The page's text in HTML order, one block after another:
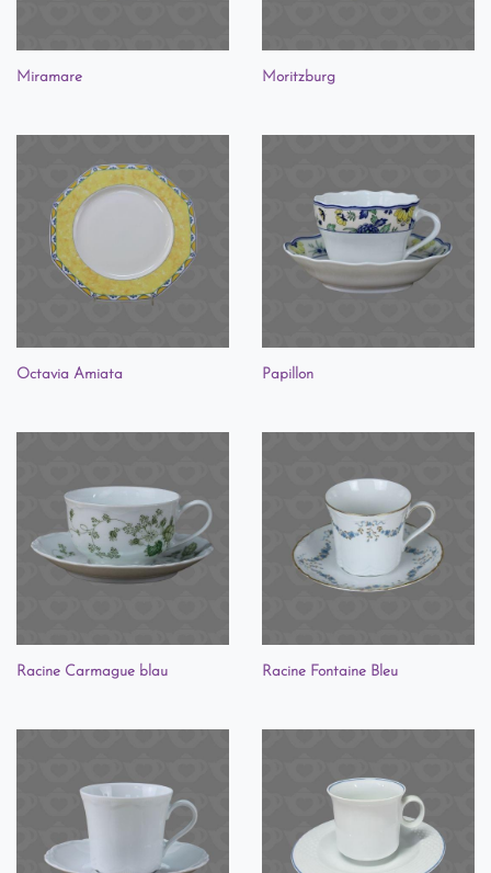
Miramare Moritzburg
Octavia Amiata Papillon
Racine Carmague blau Racine Fontaine Bleu